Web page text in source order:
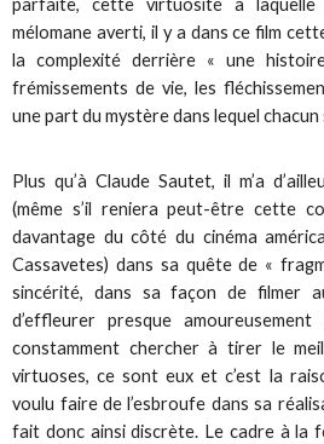
parfaite, cette virtuosité à laquelle
mélomane averti, il y a dans ce film
la complexité derrière « une
frémissements de vie, les
une part du mystère dans lequel chacun
Plus qu’à Claude Sautet, il m’a
(même s’il reniera peut-être cette
davantage du côté du cinéma
Cassavetes) dans sa quête de «
sincérité, dans sa façon de filmer
d’effleurer presque
constamment chercher à tirer le
virtuoses, ce sont eux et c’est la
voulu faire de l’esbroufe dans sa
fait donc ainsi discrète. Le cadre à la